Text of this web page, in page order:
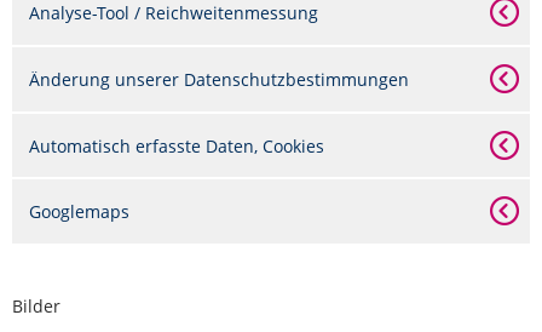
Analyse-Tool / Reichweitenmessung
Änderung unserer Datenschutzbestimmungen
Automatisch erfasste Daten, Cookies
Googlemaps
Bilder